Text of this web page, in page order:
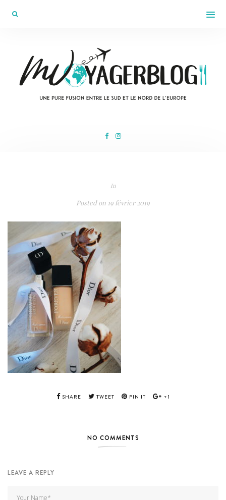
In
Posted on 19 février 2019
SHARE TWEET PIN IT +1
NO COMMENTS
LEAVE A REPLY